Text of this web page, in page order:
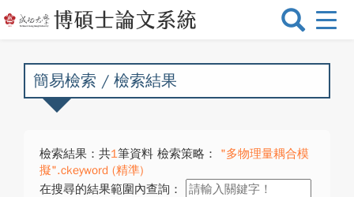
選
換
簡易檢索 / 檢索結果
檢索結果：共1筆資料 檢索策略：
"多物理量耦合模
擬".ckeyword (精準)
在搜尋的結果範圍內查詢：